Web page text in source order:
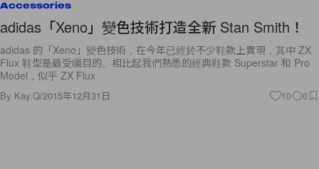
Accessories
adidas「Xeno」變色技術打造全新 Stan Smith！
adidas 的「Xeno」變色技術，在今年已經於不少鞋款上實現，其中 ZX
Flux 鞋型是最受矚目的。相比起我們熟悉的經典鞋款 Superstar 和 Pro
Model，似乎 ZX Flux
By Kay.Q/2015年12月31日 10 0